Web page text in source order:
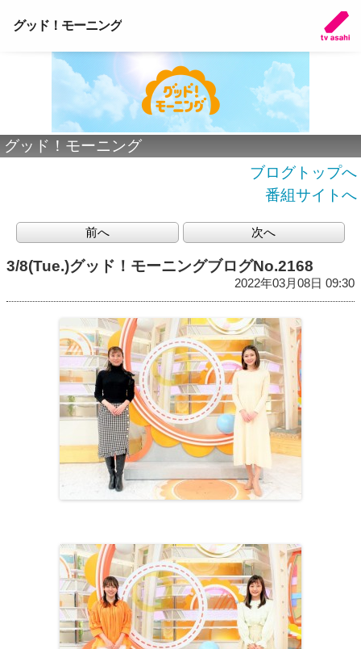
グッド！モーニング
グッド！モーニング
ブログトップへ
番組サイトへ
前へ 次へ
3/8(Tue.)グッド！モーニングブログNo.2168
2022年03月08日 09:30